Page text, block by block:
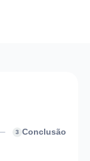
3 Conclusão